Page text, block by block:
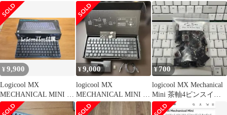
軸
赤軸
¥9,900
Logicool MX
MECHANICAL MINI 日
本語配列
¥9,000
logicool MX
MECHANICAL MINI 赤
軸
¥700
logicool MX Mechanical
Mini 茶軸4ピンスイッ
チ35個